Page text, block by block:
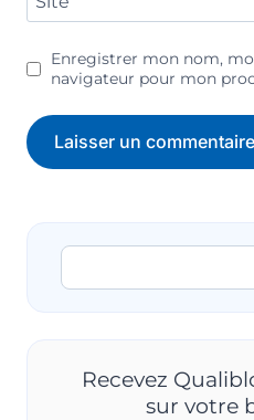
Enregistrer mon nom,
navigateur pour mon
Rechercher
Recevez
sur votre